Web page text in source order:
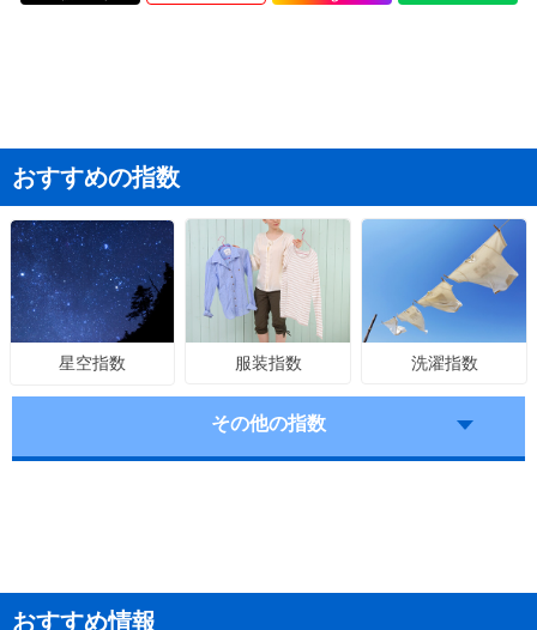
おすすめの指数
星空指数 服装指数 洗濯指数
その他の指数
おすすめ情報